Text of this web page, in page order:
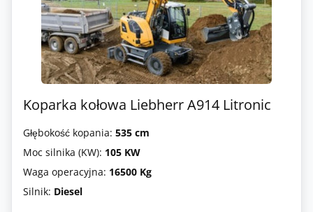
Koparka kołowa Liebherr A914 Litronic
Głębokość kopania: 535 cm
Moc silnika (KW): 105 KW
Waga operacyjna: 16500 Kg
Silnik: Diesel